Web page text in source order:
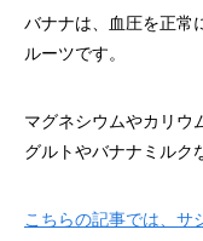
バナナは、血圧を正常
ルーツです。
マグネシウムやカリウ
グルトやバナナミルク
こちらの記事では、サ